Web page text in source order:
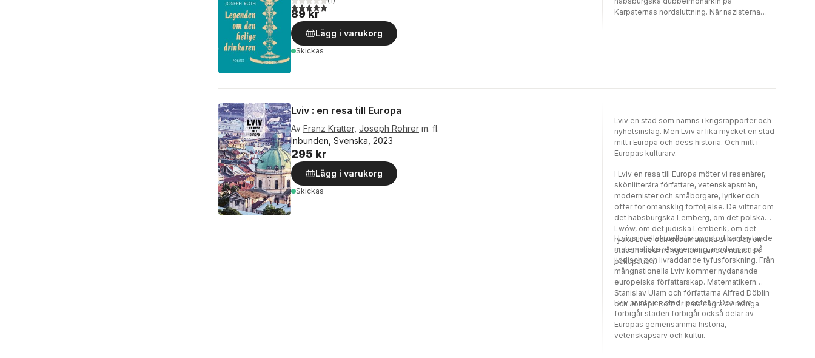
5,0utav 5 stjärnor. Totalt antal röster:
89 kr
Lägg i varukorg
Skickas
Karpaternas nordsluttning. När nazisterna
Han var då 44 år och gravt alkoholiserad.
Radetzkymarschen, sedan föll han i glömska.
Nu har hans författarskap fått en
internationell renässans, hans namn nämns
tillsammans med Musils och Kafkas och han
romaner översätts till många språk och hans
anseende är ständigt tilltagande.
Filmversionen av Legenden om den helige
drinkaren vann Guldlejonet i Venedig 1988.
Lviv : en resa till Europa
Av Franz Kratter, Joseph Rohrer m. fl.
Inbunden, Svenska, 2023
295 kr
Lägg i varukorg
Skickas
Lviv en stad som nämns i krigsrapporter och
nyhetsinslag. Men Lviv är lika mycket en stad
mitt i Europa och dess historia. Och mitt i
Europas kulturarv.
I Lviv en resa till Europa möter vi resenärer,
skönlitterära författare, vetenskapsmän,
modernister och småborgare, lyriker och
offer för omänsklig förföljelse. De vittnar om
det habsburgska Lemberg, om det polska
Lwów, om det judiska Lemberik, om det
ryska Lvov och det ukrainska Lviv. Och om
staden med många namn under nazistisk
ockupation.
I Lvivs intellektuella liv uppstod banbrytande
matematiska resonemang, modernism på
jiddisch och livräddande tyfusforskning. Från
mångnationella Lviv kommer nydanande
europeiska författarskap. Matematikern
Stanislav Ulam och författarna Alfred Döblin
och Joseph Roth är bara några av många.
Lviv är inte en stad i periferin. Den som
förbigår staden förbigår också delar av
Europas gemensamma historia,
vetenskapsarv och kultur.